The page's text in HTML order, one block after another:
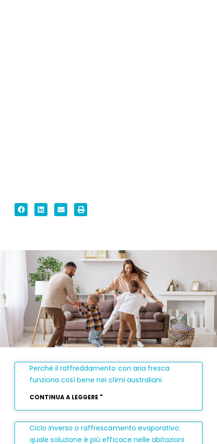
Perché il raffreddamento con aria fresca
funziona così bene nei climi australiani
CONTINUA A LEGGERE "
Ciclo inverso o raffrescamento evaporativo:
quale soluzione è più efficace nelle abitazioni